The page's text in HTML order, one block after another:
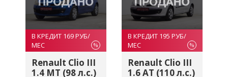
В КРЕДИТ 169 РУБ/
МЕС
%
Renault Clio III
1.4 MT (98 л.с.)
В КРЕДИТ 195 РУБ/
МЕС
%
Renault Clio III
1.6 AT (110 л.с.)